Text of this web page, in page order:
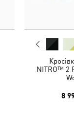
NITRO™ 2
8